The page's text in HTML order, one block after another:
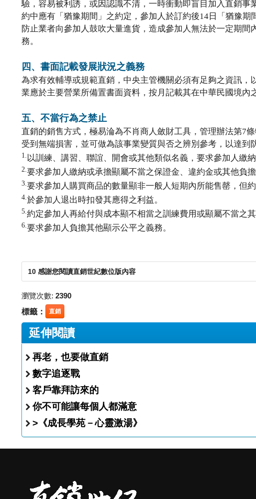
驗，容易被利誘，或因認識不清，一時衝動即盲目加入直銷
約中應有「猶豫期間」之約定，參加人於訂約後14日「猶豫
防止業者向參加人鼓吹大量進貨，造成參加人無法於一定期
務。
四、書面記載發展狀況之義務
為求有效輔導或規範直銷，中央主管機關必須有足夠之資訊
業應於主要營業所備置書面資料，按月記載其在中華民國境內
五、不當行為之禁止
直銷的銷售方式，極易淪為不肖商人斂財工具，管理辦法第7
受到無端損害，並可做為該事業變質與否之辨別參考，以達到
1.以訓練、講習、聯誼、開會或其他類似名義，要求參加人繳
2.要求參加人繳納或承擔顯屬不當之保證金、違約金或其他負擔
3.要求參加人購買商品的數量顯非一般人短期內所能售罄，但
4.於參加人退出時扣發其應得之利益。
5.約定參加人再給付與成本顯不相當之訓練費用或顯屬不當之
6.要求參加人負擔其他顯示公平之義務。
10 感謝您閱讀直銷世紀數位版內容
瀏覽次數: 2390
標籤： 直銷
延伸閱讀
再老，也要做直銷
數字追逐戰
客戶靠拜訪來的
你不可能讓每個人都滿意
>《成長學苑－心靈激湯》